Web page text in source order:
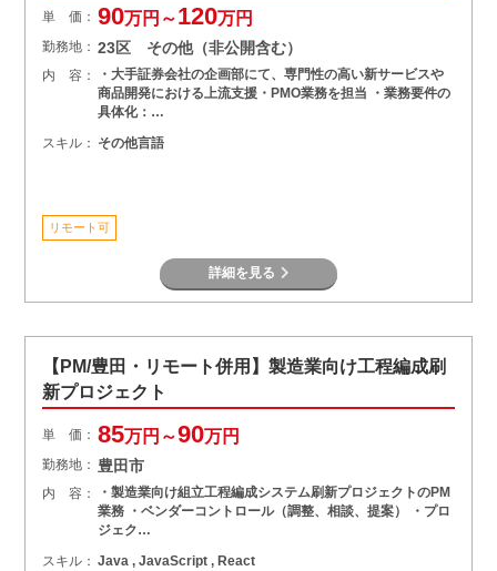
単 価： 90万円～120万円
勤務地： 23区 その他（非公開含む）
内 容：
・大手証券会社の企画部にて、専門性の高い新サービスや
商品開発における上流支援・PMO業務を担当 ・業務要件の
具体化：…
スキル： その他言語
リモート可
詳細を見る
【PM/豊田・リモート併用】製造業向け工程編成刷
新プロジェクト
単 価： 85万円～90万円
勤務地： 豊田市
内 容：
・製造業向け組立工程編成システム刷新プロジェクトのPM
業務 ・ベンダーコントロール（調整、相談、提案） ・プロ
ジェク…
スキル： Java , JavaScript , React